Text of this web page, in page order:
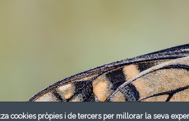
cookies pròpies i de tercers per millorar la seva